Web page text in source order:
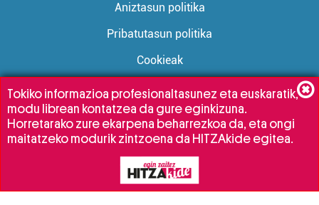
Aniztasun politika
Pribatutasun politika
Cookieak
Babesleak:
Tokiko informazioa profesionaltasunez eta euskaratik,
modu librean kontatzea da gure eginkizuna.
Horretarako zure ekarpena beharrezkoa da, eta ongi
maitatzeko modurik zintzoena da HITZAkide egitea.